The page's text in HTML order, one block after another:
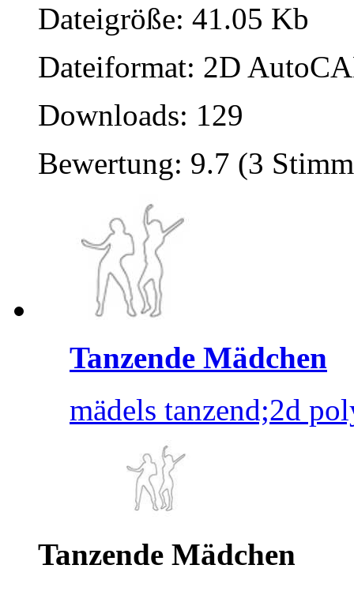
Dateigröße: 41.05 Kb
Dateiformat: 2D
Downloads: 129
Bewertung: 9.7 (3
Tanzende Mädchen
mädels tanzend;2d
Tanzende Mädchen